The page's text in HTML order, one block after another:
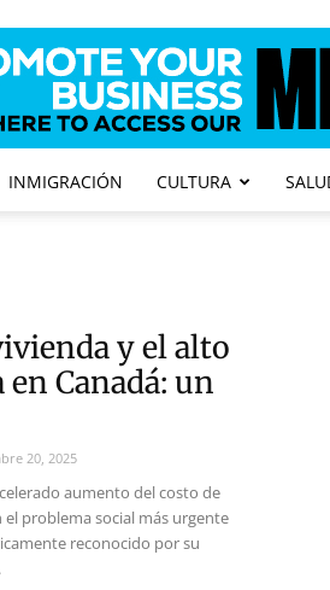
INMIGRACIÓN CULTURA
y el alto
Canadá: un
20, 2025
aumento del costo de
problema social más urgente
reconocido por su